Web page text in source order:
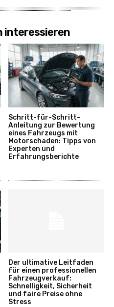
interessieren
Schritt-für-Schritt-
Anleitung zur Bewertung
eines Fahrzeugs mit
Motorschaden: Tipps von
Experten und
Erfahrungsberichte
Der ultimative Leitfaden
für einen professionellen
Fahrzeugverkauf:
Schnelligkeit, Sicherheit
und faire Preise ohne
Stress